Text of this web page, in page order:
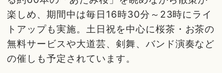
楽しめ、期間中は毎日16時30分～23時にライ
トアップも実施。土日祝を中心に桜茶・お茶の
無料サービスや大道芸、剣舞、バンド演奏など
の催しも予定されています。